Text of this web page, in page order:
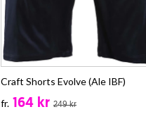
Craft Shorts Evolve (Ale IBF)
fr. 164 kr 249 kr